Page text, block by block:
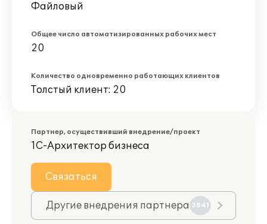
Файловый
Общее число автоматизированных рабочих мест
20
Количество одновременно работающих клиентов
Толстый клиент: 20
Партнер, осуществивший внедрение/проект
1С-Архитектор бизнеса
Связаться
Другие внедрения партнера 3841